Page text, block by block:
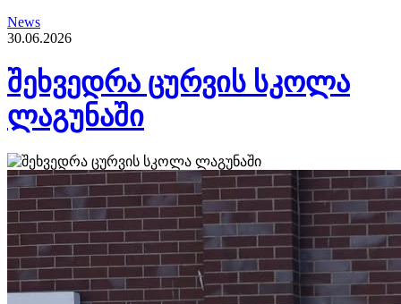
News
30.06.2026
შეხვედრა ცურვის სკოლა
ლაგუნაში